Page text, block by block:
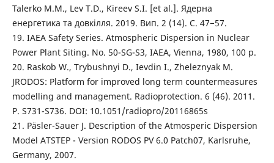
Talerko М.М., Lev Т.D., Kireev S.I. [et al.]. Ядерна
енергетика та довкілля. 2019. Вип. 2 (14). С. 47−57.
19. IAEA Safety Series. Atmospheric Dispersion in Nuclear
Power Plant Siting. No. 50-SG-S3, IAEA, Vienna, 1980, 100 p.
20. Raskob W., Trybushnyi D., Ievdin I., Zheleznyak M.
JRODOS: Platform for improved long term countermeasures
modelling and management. Radioprotection. 6 (46). 2011.
P. S731-S736. DOI: 10.1051/radiopro/20116865s
21. Päsler-Sauer J. Description of the Atmosperic Dispersion
Model ATSTEP - Version RODOS PV 6.0 Patch07, Karlsruhe,
Germany, 2007.